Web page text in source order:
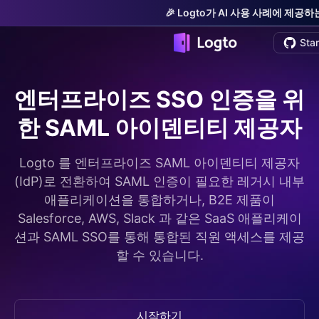
🎉 Logto가 AI 사용 사례에 제공하
엔터프라이즈 SSO 인증을 위
한 SAML 아이덴티티 제공자
Logto 를 엔터프라이즈 SAML 아이덴티티 제공자
(IdP)로 전환하여 SAML 인증이 필요한 레거시 내부
애플리케이션을 통합하거나, B2E 제품이
Salesforce, AWS, Slack 과 같은 SaaS 애플리케이
션과 SAML SSO를 통해 통합된 직원 액세스를 제공
할 수 있습니다.
시작하기